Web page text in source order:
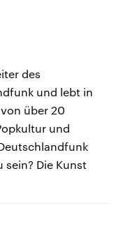
des
und lebt in
über 20
und
sein? Die Kunst